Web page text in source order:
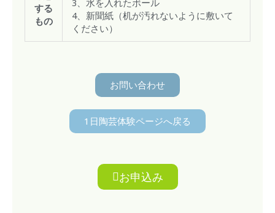
する
もの
4、新聞紙（机が汚れないように敷いて
ください）
お問い合わせ
1日陶芸体験ページへ戻る
お申込み